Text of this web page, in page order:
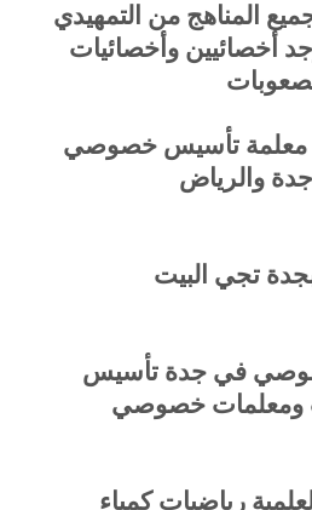
المناهج من التمهيدي
أخصائيين وأخصائيات
تأسيس خصوصي
تجي البيت
في جدة تأسيس
ومعلمات خصوصي
رياضيات كمياء